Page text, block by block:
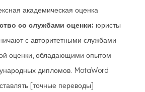
академическая оценка
со службами оценки: юристы
с авторитетными службами
оценки, обладающими опытом
дипломов. MotaWord
[точные переводы]